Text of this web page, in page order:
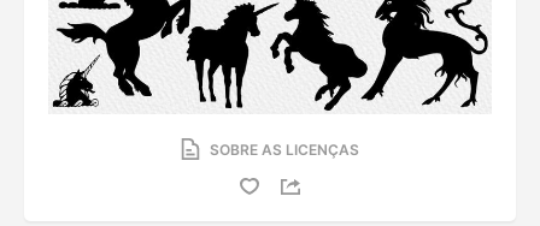
SOBRE AS LICENÇAS